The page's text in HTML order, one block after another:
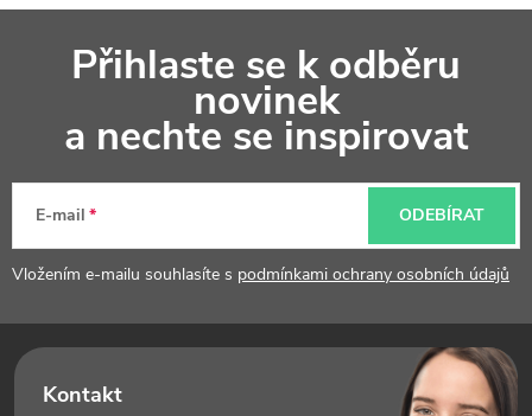
a
Přihlaste se k odběru
novinek
a nechte se inspirovat
E-mail
Vložením e-mailu souhlasíte s podmínkami ochrany osobních údajů
ODEBÍRAT